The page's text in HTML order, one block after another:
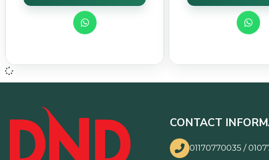
CONTACT
01170770035 /